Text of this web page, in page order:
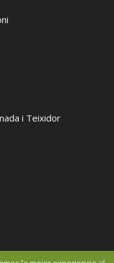
i Teixidor